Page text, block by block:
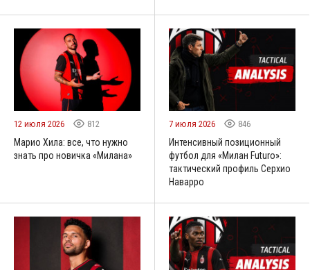
12 июля 2026 812
Марио Хила: все, что нужно
знать про новичка «Милана»
7 июля 2026 846
Интенсивный позиционный
футбол для «Милан Futuro»:
тактический профиль Серхио
Наварро